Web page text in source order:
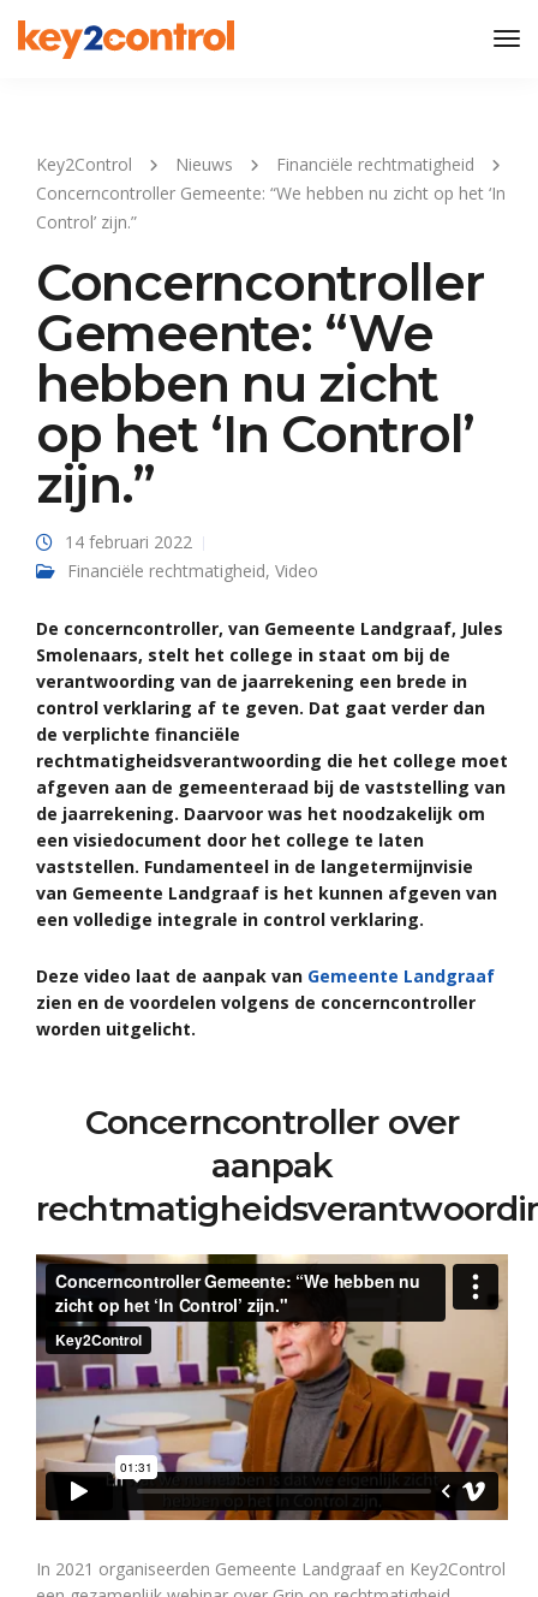
Key2Control Nieuws
Financiële rechtmatigheid
Concerncontroller Gemeente: “We hebben nu zicht op het ‘In
Control’ zijn.”
Concerncontroller
Gemeente: “We
hebben nu zicht
op het ‘In Control’
zijn.”
14 februari 2022
Financiële rechtmatigheid, Video
De concerncontroller, van Gemeente Landgraaf, Jules
Smolenaars, stelt het college in staat om bij de
verantwoording van de jaarrekening een brede in
control verklaring af te geven. Dat gaat verder dan
de verplichte financiële
rechtmatigheidsverantwoording die het college moet
afgeven aan de gemeenteraad bij de vaststelling van
de jaarrekening. Daarvoor was het noodzakelijk om
een visiedocument door het college te laten
vaststellen. Fundamenteel in de langetermijnvisie
van Gemeente Landgraaf is het kunnen afgeven van
een volledige integrale in control verklaring.
Deze video laat de aanpak van Gemeente Landgraaf
zien en de voordelen volgens de concerncontroller
worden uitgelicht.
Concerncontroller over
aanpak
In 2021 organiseerden Gemeente Landgraaf en Key2Control